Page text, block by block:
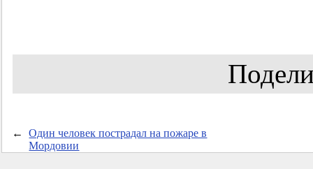
←
Один человек пострадал на пожаре в
Мордовии